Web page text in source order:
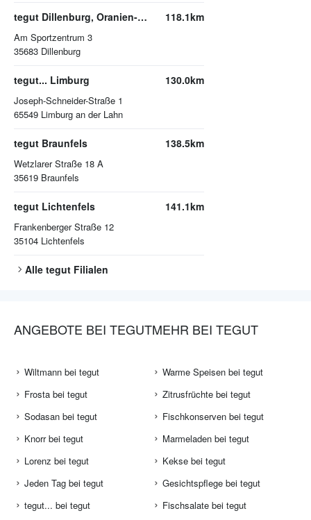
tegut Dillenburg, Oranien-Center
Am Sportzentrum 3
35683 Dillenburg
118.1km
tegut... Limburg
Joseph-Schneider-Straße 1
65549 Limburg an der Lahn
130.0km
tegut Braunfels
Wetzlarer Straße 18 A
35619 Braunfels
138.5km
tegut Lichtenfels
Frankenberger Straße 12
35104 Lichtenfels
141.1km
Alle tegut Filialen
ANGEBOTE BEI TEGUT
Wiltmann bei tegut
Frosta bei tegut
Sodasan bei tegut
Knorr bei tegut
Lorenz bei tegut
Jeden Tag bei tegut
tegut... bei tegut
MEHR BEI TEGUT
Warme Speisen bei tegut
Zitrusfrüchte bei tegut
Fischkonserven bei tegut
Marmeladen bei tegut
Kekse bei tegut
Gesichtspflege bei tegut
Fischsalate bei tegut